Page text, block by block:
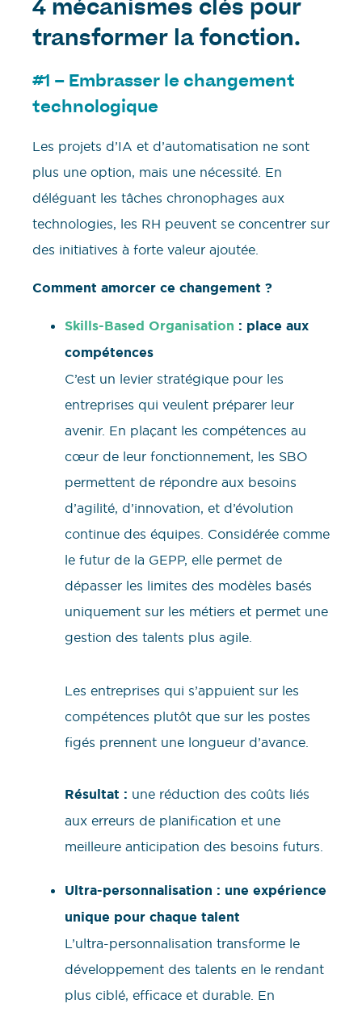
4 mécanismes clés pour
transformer la fonction.
#1 – Embrasser le changement
technologique
Les projets d’IA et d’automatisation ne sont
plus une option, mais une nécessité. En
déléguant les tâches chronophages aux
technologies, les RH peuvent se concentrer sur
des initiatives à forte valeur ajoutée.
Comment amorcer ce changement ?
Skills-Based Organisation : place aux
compétences
C’est un levier stratégique pour les
entreprises qui veulent préparer leur
avenir. En plaçant les compétences au
cœur de leur fonctionnement, les SBO
permettent de répondre aux besoins
d’agilité, d’innovation, et d’évolution
continue des équipes. Considérée comme
le futur de la GEPP, elle permet de
dépasser les limites des modèles basés
uniquement sur les métiers et permet une
gestion des talents plus agile.
Les entreprises qui s’appuient sur les
compétences plutôt que sur les postes
figés prennent une longueur d’avance.
Résultat : une réduction des coûts liés
aux erreurs de planification et une
meilleure anticipation des besoins futurs.
Ultra-personnalisation : une expérience
unique pour chaque talent
L’ultra-personnalisation transforme le
développement des talents en le rendant
plus ciblé, efficace et durable. En